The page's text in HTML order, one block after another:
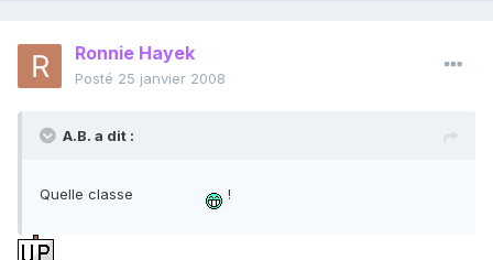
Ronnie Hayek
Posté 25 janvier 2008
A.B. a dit :
Quelle classe !